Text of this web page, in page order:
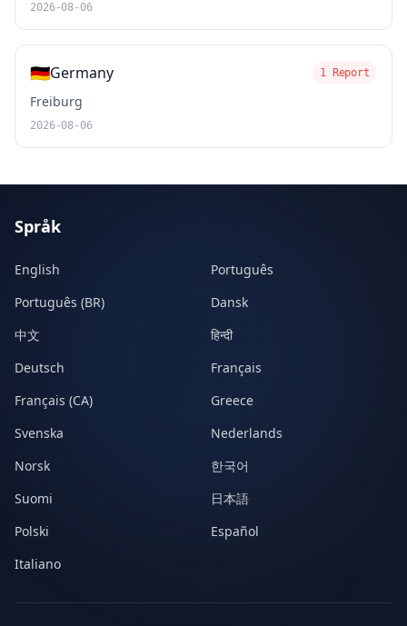
2026-08-06
🇩🇪Germany 1 Report
Freiburg
2026-08-06
Språk
English
Português
Português (BR)
Dansk
中文
हिन्दी
Deutsch
Français
Français (CA)
Greece
Svenska
Nederlands
Norsk
한국어
Suomi
日本語
Polski
Español
Italiano